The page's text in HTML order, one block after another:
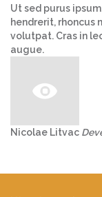
Ut sed purus
hendrerit, rhoncus
volutpat. Cras in
augue.
Nicolae Litvac